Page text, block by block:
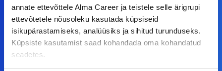
annate ettevõttele Alma Career ja teistele selle ärigrupi
ettevõtetele nõusoleku kasutada küpsiseid
isikupärastamiseks, analüüsiks ja sihitud turunduseks.
Küpsiste kasutamist saad kohandada oma kohandatud
seadetes.
teha koostööd, siis võta meiega julgelt ühendust.
F
I
L
Y